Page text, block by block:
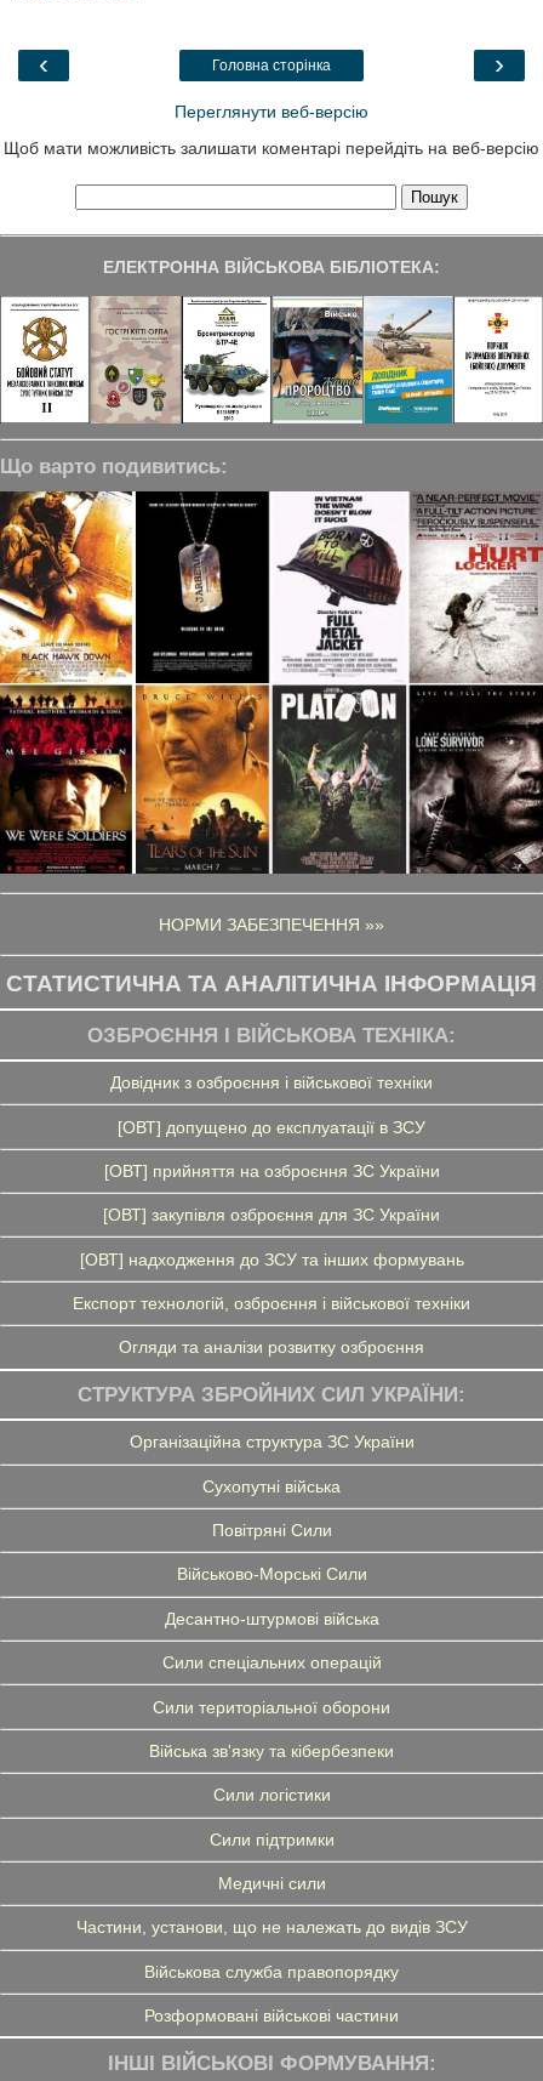
o
a
‹ ›
Головна сторінка
Переглянути веб-версію
Щоб мати можливість залишати коментарі перейдіть на веб-версію
ЕЛЕКТРОННА ВІЙСЬКОВА БІБЛІОТЕКА:
Що варто подивитись:
НОРМИ ЗАБЕЗПЕЧЕННЯ »»
СТАТИСТИЧНА ТА АНАЛІТИЧНА ІНФОРМАЦІЯ
ОЗБРОЄННЯ І ВІЙСЬКОВА ТЕХНІКА:
Довідник з озброєння і військової техніки
[ОВТ] допущено до експлуатації в ЗСУ
[ОВТ] прийняття на озброєння ЗС України
[ОВТ] закупівля озброєння для ЗС України
[ОВТ] надходження до ЗСУ та інших формувань
Експорт технологій, озброєння і військової техніки
Огляди та аналізи розвитку озброєння
СТРУКТУРА ЗБРОЙНИХ СИЛ УКРАЇНИ:
Організаційна структура ЗС України
Сухопутні війська
Повітряні Сили
Військово-Морські Сили
Десантно-штурмові війська
Сили спеціальних операцій
Сили територіальної оборони
Війська зв'язку та кібербезпеки
Сили логістики
Сили підтримки
Медичні сили
Частини, установи, що не належать до видів ЗСУ
Військова служба правопорядку
Розформовані військові частини
ІНШІ ВІЙСЬКОВІ ФОРМУВАННЯ: